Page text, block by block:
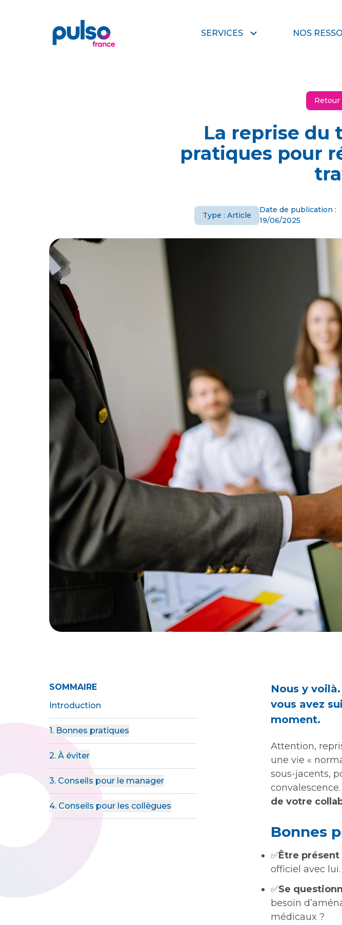
SERVICES NOS
Retour
La reprise du
pratiques pour
Type : Article
Date de publication :
19/06/2025
SOMMAIRE
Introduction
1. Bonnes pratiques
2. À éviter
3. Conseils pour le manager
4. Conseils pour les collègues
Nous y
vous avez
moment.
Attention,
une vie «
sous-jacents,
convalescence.
de votre
Bonnes
✅Être
officiel avec lui.
✅Se
besoin
médicaux ?